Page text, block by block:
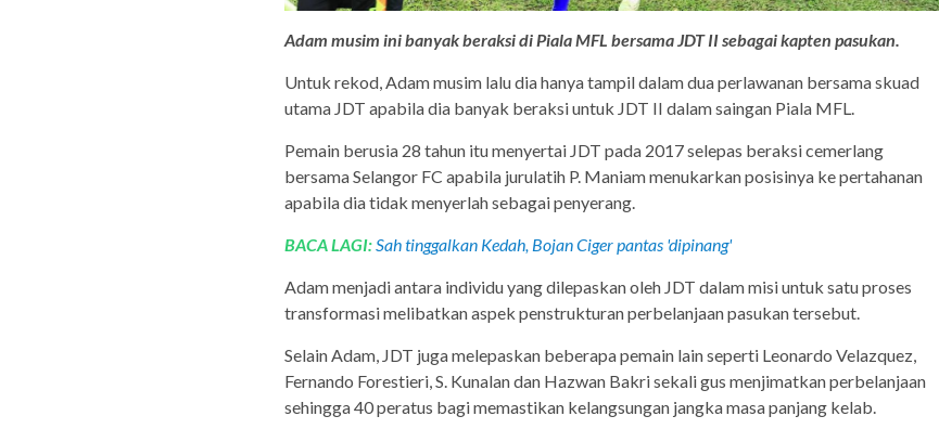
Adam musim ini banyak beraksi di Piala MFL bersama JDT II sebagai kapten pasukan.
Untuk rekod, Adam musim lalu dia hanya tampil dalam dua perlawanan bersama skuad
utama JDT apabila dia banyak beraksi untuk JDT II dalam saingan Piala MFL.
Pemain berusia 28 tahun itu menyertai JDT pada 2017 selepas beraksi cemerlang
bersama Selangor FC apabila jurulatih P. Maniam menukarkan posisinya ke pertahanan
apabila dia tidak menyerlah sebagai penyerang.
BACA LAGI:Sah tinggalkan Kedah, Bojan Ciger pantas 'dipinang'
Adam menjadi antara individu yang dilepaskan oleh JDT dalam misi untuk satu proses
transformasi melibatkan aspek penstrukturan perbelanjaan pasukan tersebut.
Selain Adam, JDT juga melepaskan beberapa pemain lain seperti Leonardo Velazquez,
Fernando Forestieri, S. Kunalan dan Hazwan Bakri sekali gus menjimatkan perbelanjaan
sehingga 40 peratus bagi memastikan kelangsungan jangka masa panjang kelab.